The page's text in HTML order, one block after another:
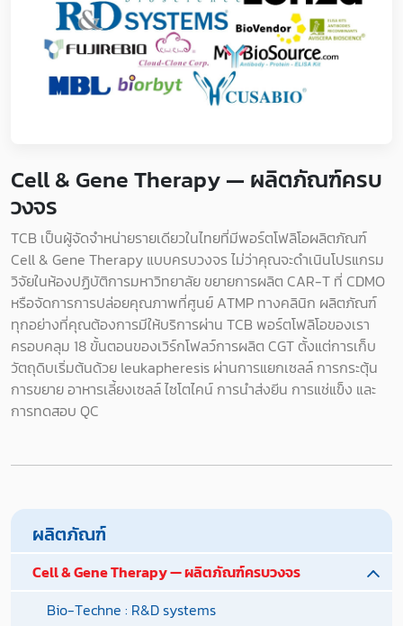
Cell & Gene Therapy — ผลิตภัณฑ์ครบ
วงจร
TCB เป็นผู้จัดจำหน่ายรายเดียวในไทยที่มีพอร์ตโฟลิโอผลิตภัณฑ์
Cell & Gene Therapy แบบครบวงจร ไม่ว่าคุณจะดำเนินโปรแกรม
วิจัยในห้องปฏิบัติการมหาวิทยาลัย ขยายการผลิต CAR-T ที่ CDMO
หรือจัดการการปล่อยคุณภาพที่ศูนย์ ATMP ทางคลินิก ผลิตภัณฑ์
ทุกอย่างที่คุณต้องการมีให้บริการผ่าน TCB พอร์ตโฟลิโอของเรา
ครอบคลุม 18 ขั้นตอนของเวิร์กโฟลว์การผลิต CGT ตั้งแต่การเก็บ
วัตถุดิบเริ่มต้นด้วย leukapheresis ผ่านการแยกเซลล์ การกระตุ้น
การขยาย อาหารเลี้ยงเซลล์ ไซโตไคน์ การนำส่งยีน การแช่แข็ง และ
การทดสอบ QC
ผลิตภัณฑ์
Cell & Gene Therapy — ผลิตภัณฑ์ครบวงจร
Bio-Techne : R&D systems